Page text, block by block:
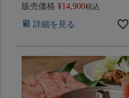
販売価格 ¥14,900税込
詳細を見る